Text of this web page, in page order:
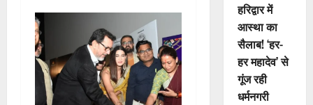
हरिद्वार में
आस्था का
सैलाब! ‘हर-
हर महादेव’ से
गूंज रही
धर्मनगरी